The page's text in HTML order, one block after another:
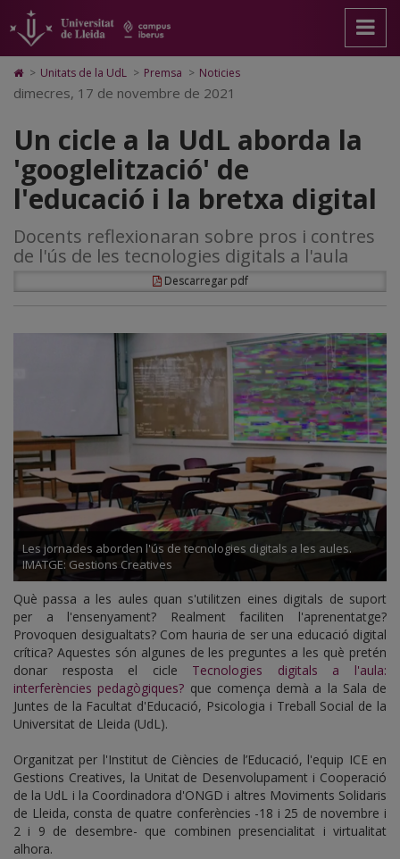
Un
cicle
a
la
UdL
aborda
la
'googlelització'
de
la
pàgina
principal.
Universitat
Lleida
contingut
principal
Mapa
Web.
Universitat
Cerca
Accessibilitat.
Universitat
Lleida
Icono
de
Home
ir
a
la
página
de
inicio
> Unitats de la UdL > Premsa > Noticies
dimecres, 17 de novembre de 2021
Un cicle a la UdL aborda la
'googlelització' de
l'educació i la bretxa digital
Docents reflexionaran sobre pros i contres
de l'ús de les tecnologies digitals a l'aula
Descarregar pdf
Les jornades aborden l'ús de tecnologies digitals a les aules.
IMATGE: Gestions Creatives
Què passa a les aules quan s'utilitzen eines digitals de suport
per a l'ensenyament? Realment faciliten l'aprenentatge?
Provoquen desigualtats? Com hauria de ser una educació digital
crítica? Aquestes són algunes de les preguntes a les què pretén
donar resposta el cicle Tecnologies digitals a l'aula:
interferències pedagògiques? que comença demà a la Sala de
Juntes de la Facultat d'Educació, Psicologia i Treball Social de la
Universitat de Lleida (UdL).
Organitzat per l'Institut de Ciències de l’Educació, l'equip ICE en
Gestions Creatives, la Unitat de Desenvolupament i Cooperació
de la UdL i la Coordinadora d'ONGD i altres Moviments Solidaris
de Lleida, consta de quatre conferències -18 i 25 de novembre i
2 i 9 de desembre- que combinen presencialitat i virtualitat
alhora.